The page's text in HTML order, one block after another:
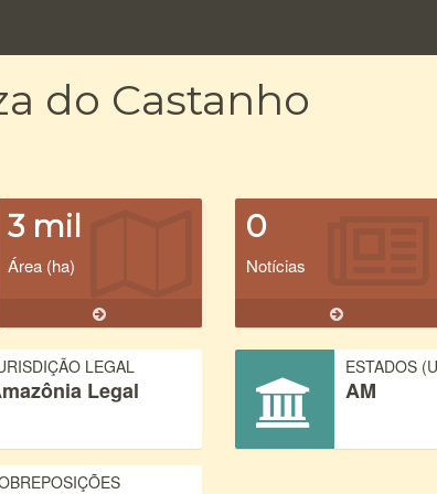
do Castanho
3 mil
Área (ha)
0
Notícias
LEGAL
Legal
ESTADOS
AM